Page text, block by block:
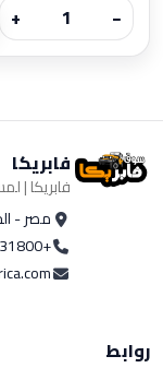
−
+
فابريكا
فابريكا |
مصر -
+201110431800
روابط